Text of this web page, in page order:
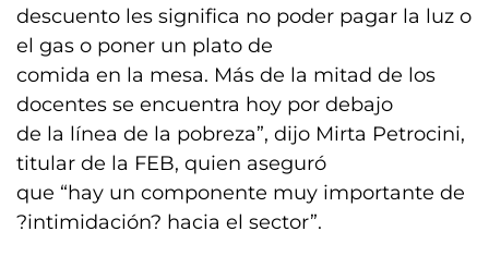
descuento les significa no poder pagar la luz o
el gas o poner un plato de
comida en la mesa. Más de la mitad de los
docentes se encuentra hoy por debajo
de la línea de la pobreza”, dijo Mirta Petrocini,
titular de la FEB, quien aseguró
que “hay un componente muy importante de
?intimidación? hacia el sector”.